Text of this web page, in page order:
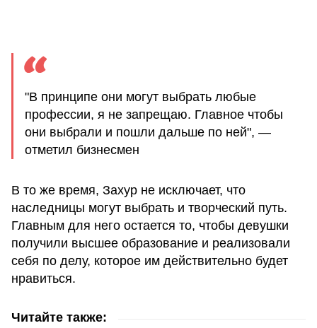
"В принципе они могут выбрать любые
профессии, я не запрещаю. Главное чтобы
они выбрали и пошли дальше по ней", —
отметил бизнесмен
В то же время, Захур не исключает, что
наследницы могут выбрать и творческий путь.
Главным для него остается то, чтобы девушки
получили высшее образование и реализовали
себя по делу, которое им действительно будет
нравиться.
Читайте также: